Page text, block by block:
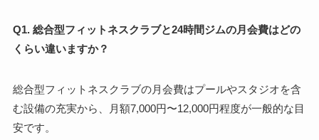
Q1. 総合型フィットネスクラブと24時間ジムの月会費はどの
くらい違いますか？
総合型フィットネスクラブの月会費はプールやスタジオを含
む設備の充実から、月額7,000円〜12,000円程度が一般的な目
安です。